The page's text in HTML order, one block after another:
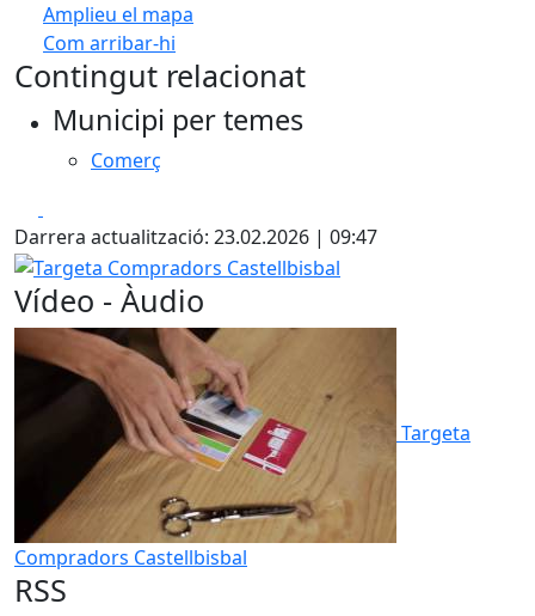
Amplieu el mapa
Com arribar-hi
+
Contingut relacionat
Municipi per temes
Comerç
Darrera actualització: 23.02.2026 | 09:47
Targeta Compradors Castellbisbal
Vídeo - Àudio
Targeta
Compradors Castellbisbal
RSS